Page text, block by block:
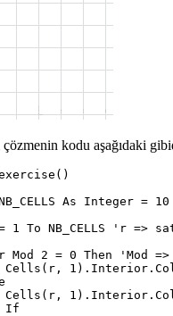
kodu aşağıdaki
As Integer =
1 To NB_CELLS 'r =>
Mod 2 = 0 Then 'Mod
Cells(r,
Cells(r,
If